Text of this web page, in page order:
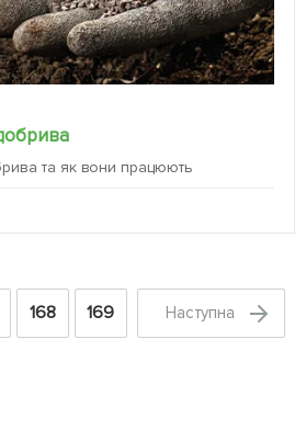
та як вони працюють
168 169 Наступна